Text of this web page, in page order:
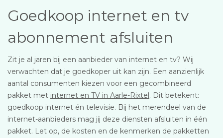
Goedkoop internet en tv
abonnement afsluiten
Zit je al jaren bij een aanbieder van internet en tv? Wij
verwachten dat je goedkoper uit kan zijn. Een aanzienlijk
aantal consumenten kiezen voor een gecombineerd
pakket met internet en TV in Aarle-Rixtel. Dit betekent:
goedkoop internet én televisie. Bij het merendeel van de
internet-aanbieders mag jij deze diensten afsluiten in één
pakket. Let op, de kosten en de kenmerken de pakketten